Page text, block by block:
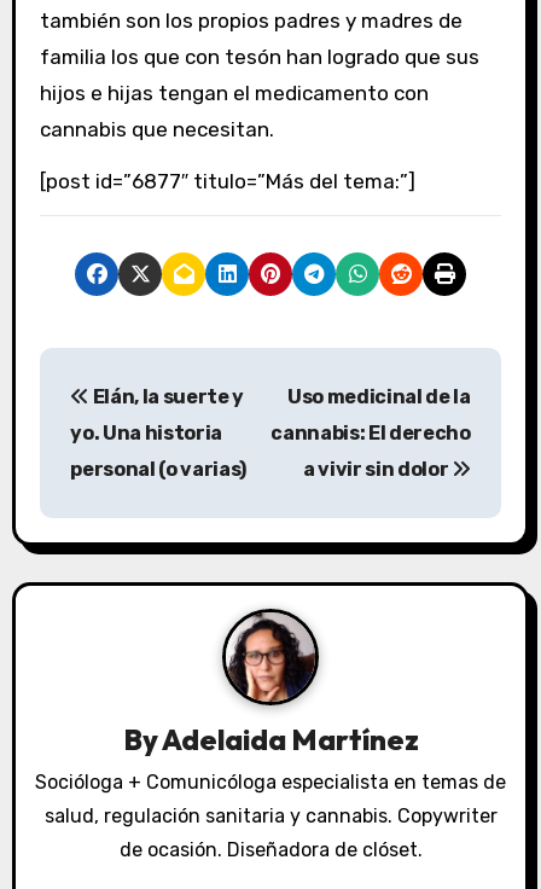
también son los propios padres y madres de
familia los que con tesón han logrado que sus
hijos e hijas tengan el medicamento con
cannabis que necesitan.
[post id=”6877″ titulo=”Más del tema:”]
N
e
g
ó
n
Elán, la suerte y
yo. Una historia
personal (o varias)
Uso medicinal de la
cannabis: El derecho
a vivir sin dolor
ByAdelaida Martínez
Socióloga + Comunicóloga especialista en temas de
salud, regulación sanitaria y cannabis. Copywriter
de ocasión. Diseñadora de clóset.